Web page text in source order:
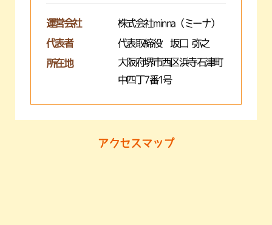
運営会社 株式会社minna（ミーナ）
代表者 代表取締役 坂口 弥之
所在地
大阪府堺市西区浜寺石津町
中四丁7番1号
アクセスマップ